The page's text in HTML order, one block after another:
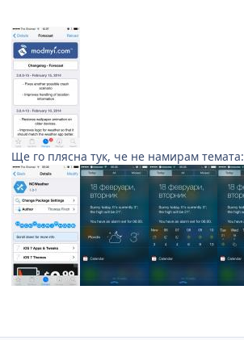
Ще го плясна тук, че не намирам темата: